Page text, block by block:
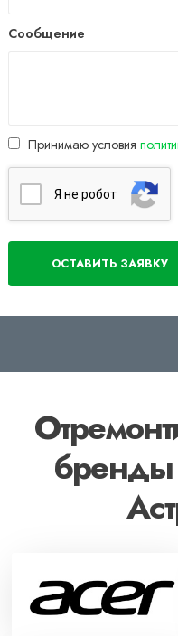
Сообщение
Принимаю условия
Я нe poбoт
бренды